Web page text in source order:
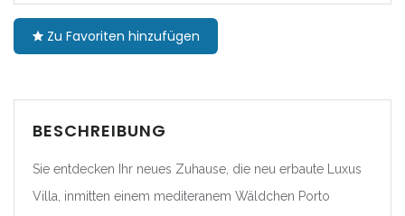
|-Barcelona
Navarra
Zu Favoriten hinzufügen
BESCHREIBUNG
Sie entdecken Ihr neues Zuhause, die neu erbaute Luxus
Villa, inmitten einem mediteranem Wäldchen Porto